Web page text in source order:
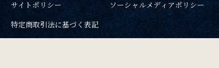
サイトポリシー
ソーシャルメディアポリシー
特定商取引法に基づく表記